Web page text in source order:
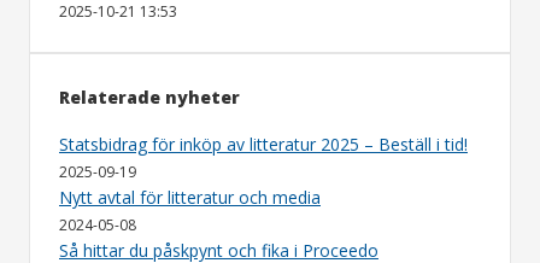
2025-10-21 13:53
Relaterade nyheter
Statsbidrag för inköp av litteratur 2025 – Beställ i tid!
2025-09-19
Nytt avtal för litteratur och media
2024-05-08
Så hittar du påskpynt och fika i Proceedo